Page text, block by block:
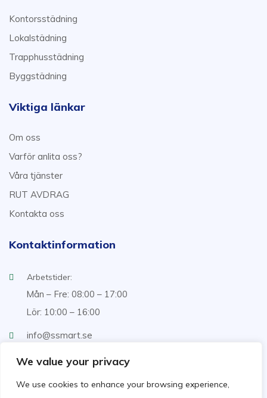
We value your privacy
We use cookies to enhance your browsing experience,
Kontorsstädning
Lokalstädning
Trapphusstädning
Byggstädning
Viktiga länkar
Om oss
Varför anlita oss?
Våra tjänster
RUT AVDRAG
Kontakta oss
Kontaktinformation
Arbetstider:
Mån – Fre: 08:00 – 17:00
Lör: 10:00 – 16:00
info@ssmart.se
+46707322222